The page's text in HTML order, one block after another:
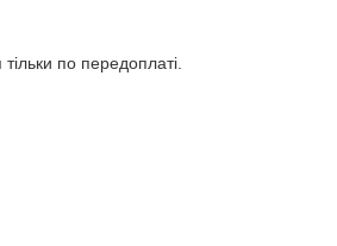
по передоплаті.